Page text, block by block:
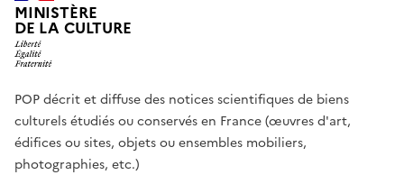
MINISTÈRE
DE LA CULTURE
POP décrit et diffuse des notices scientifiques de biens
culturels étudiés ou conservés en France (œuvres d'art,
édifices ou sites, objets ou ensembles mobiliers,
photographies, etc.)